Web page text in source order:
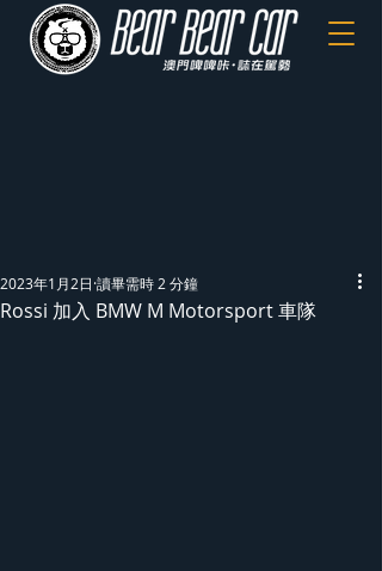
Rossi 加入 BMW M Motorsport 車隊
2023年1月2日 讀畢需時 2 分鐘